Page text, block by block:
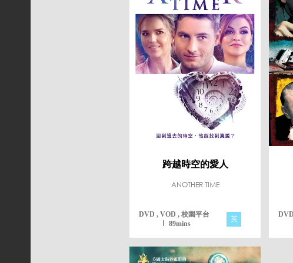
跨越時空的愛人
ANOTHER TIME
DVD , VOD , 校園平台
89mins
英